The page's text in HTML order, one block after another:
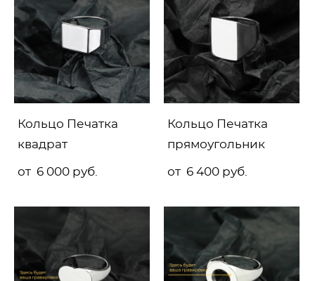
Кольцо Печатка
квадрат
от 6 000 pуб.
Кольцо Печатка
прямоугольник
от 6 400 pуб.